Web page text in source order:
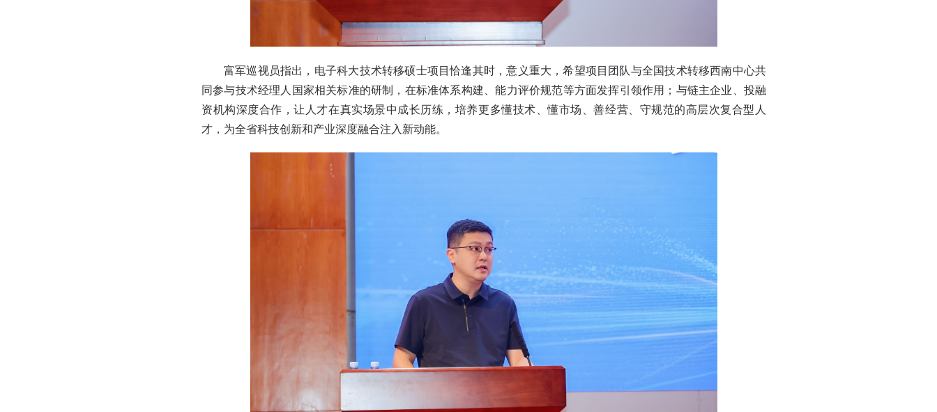
富军巡视员指出，电子科大技术转移硕士项目恰逢其时，意义重大，希望项目团队与全国技术转移西南中心共
同参与技术经理人国家相关标准的研制，在标准体系构建、能力评价规范等方面发挥引领作用；与链主企业、投融
资机构深度合作，让人才在真实场景中成长历练，培养更多懂技术、懂市场、善经营、守规范的高层次复合型人
才，为全省科技创新和产业深度融合注入新动能。